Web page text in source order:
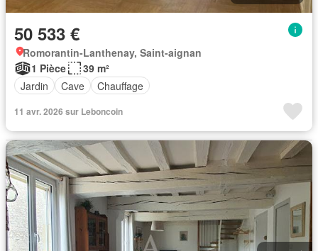
50 533 €
Romorantin-Lanthenay, Saint-aignan
1 Pièce
39 m²
Jardin
Cave Chauffage
11 avr. 2026 sur Leboncoin